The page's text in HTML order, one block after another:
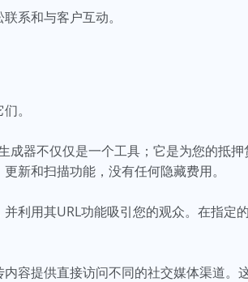
系和与客户互动。
。
器不仅仅是一个工具；它是为您的抵押
新和扫描功能，没有任何隐藏费用。
并利用其URL功能吸引您的观众。在指定
容提供直接访问不同的社交媒体渠道。